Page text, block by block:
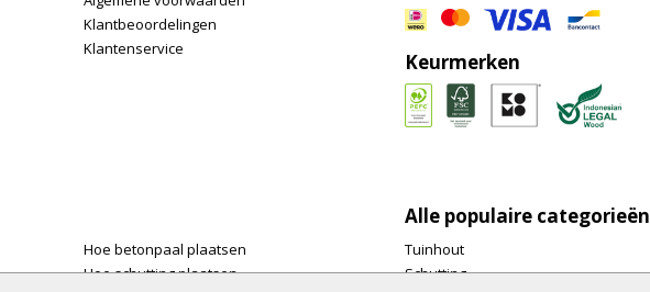
Klantbeoordelingen
Klantenservice
Keurmerken
Hoe betonpaal plaatsen
Hoe schutting plaatsen
Alle populaire categorieën
Tuinhout
Schutting